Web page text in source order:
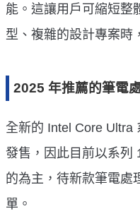
能。這讓用戶可縮短整
型、複雜的設計專案時
2025 年推薦的筆電
全新的 Intel Core Ultra
發售，因此目前以系列
的為主，待新款筆電處
單。